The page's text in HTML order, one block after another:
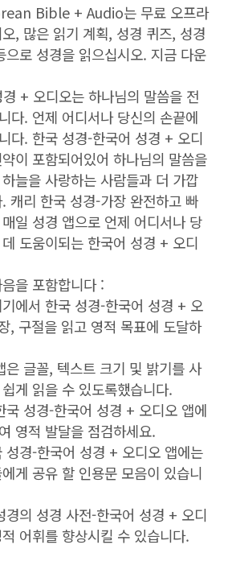
Bible + Audio는 무료 오프라
, 많은 읽기 계획, 성경 퀴즈, 성경
으로 성경을 읽으십시오. 지금 다운
+ 오디오는 하나님의 말씀을 전
다. 언제 어디서나 당신의 손끝에
다. 한국 성경-한국어 성경 + 오디
이 포함되어있어 하나님의 말씀을
늘을 사랑하는 사람들과 더 가깝
캐리 한국 성경-가장 완전하고 빠
일 성경 앱으로 언제 어디서나 당
도움이되는 한국어 성경 + 오디
을 포함합니다 :
에서 한국 성경-한국어 성경 + 오
, 구절을 읽고 영적 목표에 도달하
은 글꼴, 텍스트 크기 및 밝기를 사
게 읽을 수 있도록했습니다.
국 성경-한국어 성경 + 오디오 앱에
영적 발달을 점검하세요.
성경-한국어 성경 + 오디오 앱에는
게 공유 할 인용문 모음이 있습니
경의 성경 사전-한국어 성경 + 오디
어휘를 향상시킬 수 있습니다.